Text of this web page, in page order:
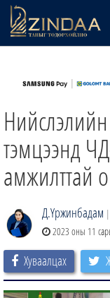
ТВ8
ӨГЛӨӨНИЙ СОНИН
ЗИНДАА СЭТГҮҮЛ
тэмцээнд
амжилттай
Д.Үржинбадам |
2023 оны 11
Хуваалцах